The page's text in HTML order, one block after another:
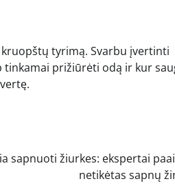
tyrimą. Svarbu įvertinti
prižiūrėti odą ir kur
sapnuoti žiurkes: ekspertai
netikėtas sapnų